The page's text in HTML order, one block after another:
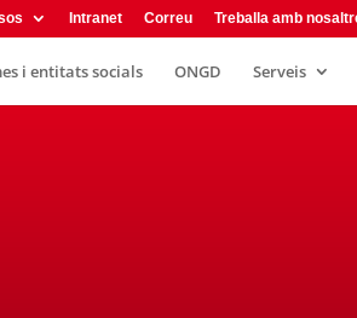
Intranet Correu Treballa amb
i entitats socials ONGD Serveis